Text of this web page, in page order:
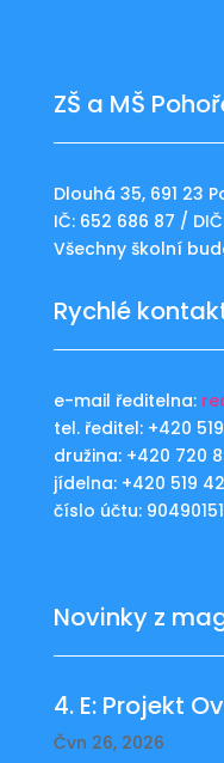
ZŠ a MŠ
Dlouhá 35, 691 23
IČ: 652 686 87 /
Všechny školní
Rychlé
e-mail ředitelna:
tel. ředitel: +420
družina: +420 720
jídelna: +420 519
číslo účtu:
Novinky z
4. E: Projekt
Čvn 26, 2026